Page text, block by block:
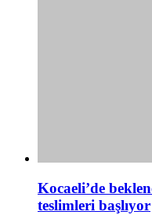
Kocaeli’de
teslimleri başlıyor